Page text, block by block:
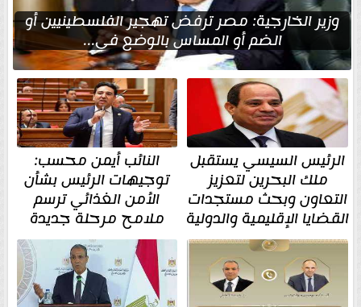
وزير الخارجية: مصر ترفض تهجير الفلسطينيين أو
الضم أو المساس بالوضع في...
الرئيس السيسي يستقبل
ملك البحرين لتعزيز
التعاون وبحث مستجدات
القضايا الإقليمية والدولية
النائب أيمن محسب:
توجيهات الرئيس بشأن
الأمن الغذائي ترسم
ملامح مرحلة جديدة